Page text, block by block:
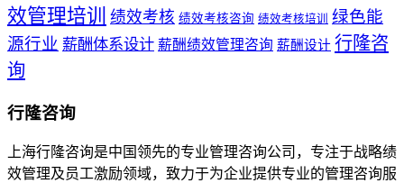
效管理培训 绩效考核 绩效考核咨询 绩效考核培训
绿色能
源行业 薪酬体系设计 薪酬绩效管理咨询 薪酬设计 行隆咨
询
行隆咨询
上海行隆咨询是中国领先的专业管理咨询公司，专注于战略绩
效管理及员工激励领域，致力于为企业提供专业的管理咨询服